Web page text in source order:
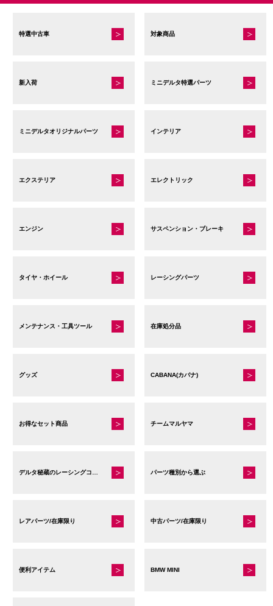
特選中古車 対象商品
新入荷 ミニデルタ特選パーツ
ミニデルタオリジナルパーツ インテリア
エクステリア エレクトリック
エンジン サスペンション・ブレーキ
タイヤ・ホイール レーシングパーツ
メンテナンス・工具ツール 在庫処分品
グッズ CABANA(カバナ)
お得なセット商品 チームマルヤマ
パーツ種別から選ぶ
レアパーツ/在庫限り 中古パーツ/在庫限り
便利アイテム BMW MINI